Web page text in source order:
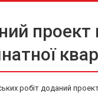
робіт доданий